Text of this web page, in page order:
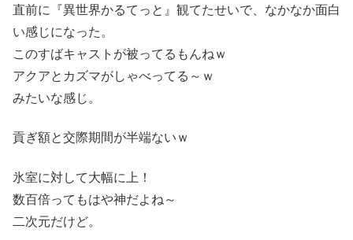
直前に『異世界かるてっと』観てたせいで、なかなか面白
い感じになった。
このすばキャストが被ってるもんねｗ
アクアとカズマがしゃべってる～ｗ
みたいな感じ。
貢ぎ額と交際期間が半端ないｗ
氷室に対して大幅に上！
数百倍ってもはや神だよね～
二次元だけど。